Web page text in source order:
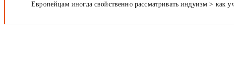
Европейцам иногда свойственно рассматривать индуизм > как